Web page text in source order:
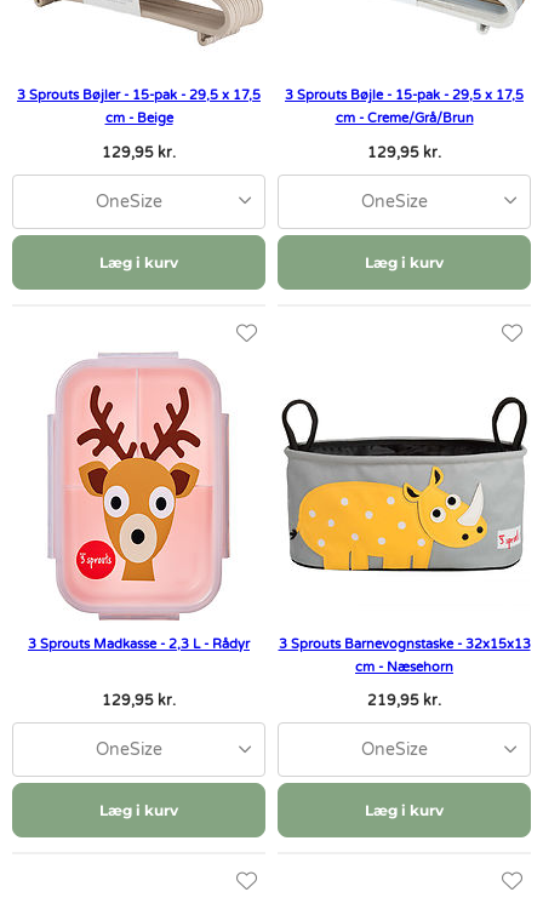
3 Sprouts Bøjler - 15-pak - 29,5 x 17,5
cm - Beige
129,95 kr.
OneSize
Læg i kurv
3 Sprouts Bøjle - 15-pak - 29,5 x 17,5
cm - Creme/Grå/Brun
129,95 kr.
OneSize
Læg i kurv
3 Sprouts Madkasse - 2,3 L - Rådyr
129,95 kr.
OneSize
Læg i kurv
3 Sprouts Barnevognstaske - 32x15x13
cm - Næsehorn
219,95 kr.
OneSize
Læg i kurv